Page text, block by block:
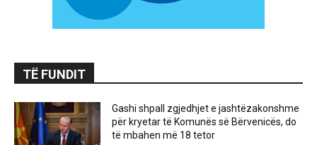
TË FUNDIT
Gashi shpall zgjedhjet e jashtëzakonshme
për kryetar të Komunës së Bërvenicës, do
të mbahen më 18 tetor